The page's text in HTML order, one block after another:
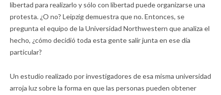
libertad para realizarlo y sólo con libertad puede organizarse una
protesta. ¿O no? Leipzig demuestra que no. Entonces, se
pregunta el equipo de la Universidad Northwestern que analiza el
hecho, ¿cómo decidió toda esta gente salir junta en ese día
particular?
Un estudio realizado por investigadores de esa misma universidad
arroja luz sobre la forma en que las personas pueden obtener